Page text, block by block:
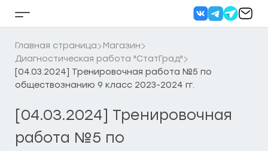
Кнопка
бокового
меню
Главная страница
Магазин
Диагностическая работа "СтатГрад"
[04.03.2024] Тренировочная работа №5 по
обществознанию 9 класс 2023-2024 гг.
[04.03.2024] Тренировочная
работа №5 по